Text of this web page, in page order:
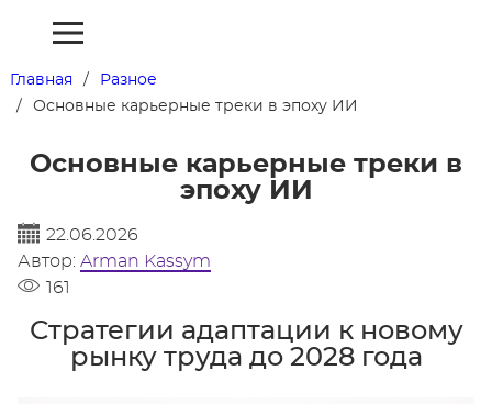
Главная
Разное
Основные карьерные треки в эпоху ИИ
Основные карьерные треки в
эпоху ИИ
22.06.2026
Автор: Arman Kassym
161
Стратегии адаптации к новому
рынку труда до 2028 года